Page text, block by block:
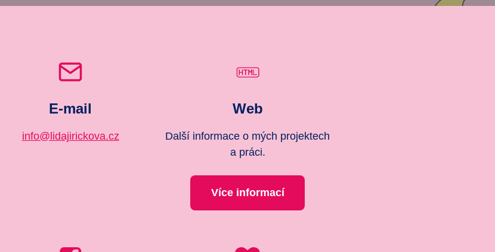
E-mail
info@lidajirickova.cz
Web
Další informace o mých projektech
a práci.
Více informací